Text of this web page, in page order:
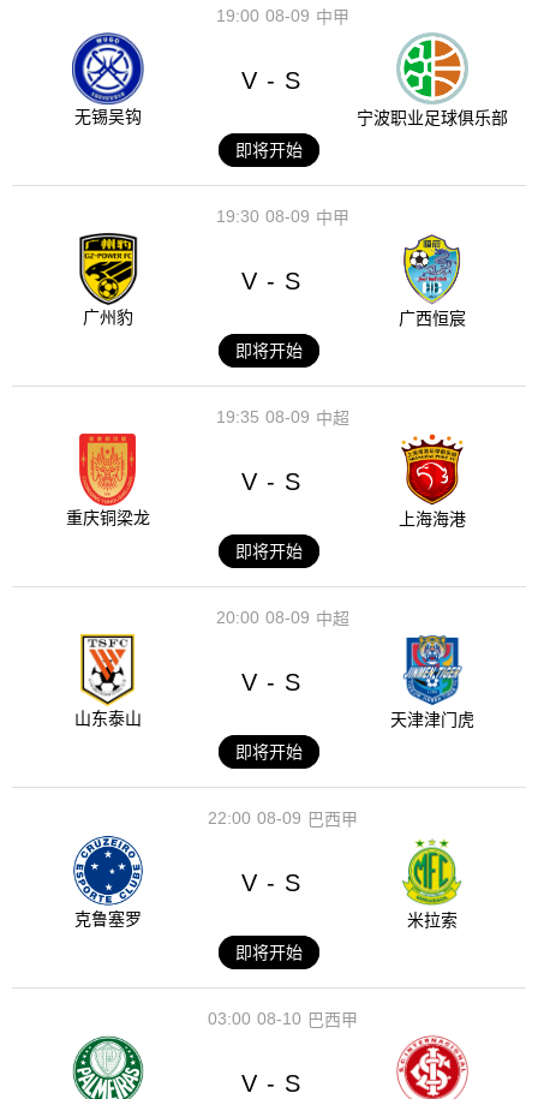
08-09
19:00 中甲
无锡吴钩
V - S
宁波职业足球俱乐部
即将开始
08-09
19:30 中甲
广州豹
V - S
广西恒宸
即将开始
08-09
19:35 中超
重庆铜梁龙
V - S
上海海港
即将开始
08-09
20:00 中超
山东泰山
V - S
天津津门虎
即将开始
08-09
22:00 巴西甲
克鲁塞罗
V - S
米拉索
即将开始
08-10
03:00 巴西甲
V - S